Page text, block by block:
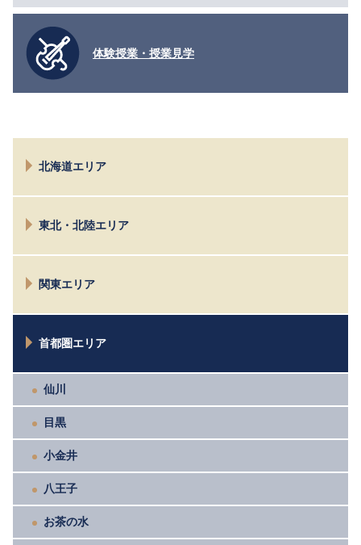
体験授業・授業見学
北海道エリア
東北・北陸エリア
新潟関東エリア
太田
宇都宮
首都圏エリア
仙川
目黒
小金井
八王子
お茶の水